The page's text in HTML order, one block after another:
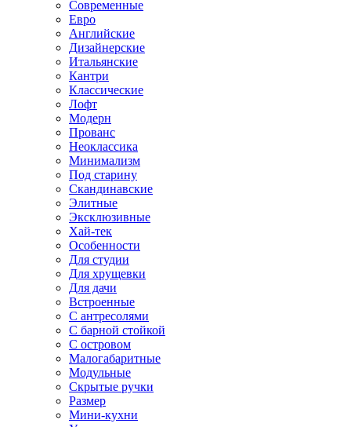
Современные
Евро
Английские
Дизайнерские
Итальянские
Кантри
Классические
Лофт
Модерн
Прованс
Неоклассика
Минимализм
Под старину
Скандинавские
Элитные
Эксклюзивные
Хай-тек
Особенности
Для студии
Для хрущевки
Для дачи
Встроенные
С антресолями
С барной стойкой
С островом
Малогабаритные
Модульные
Скрытые ручки
Размер
Мини-кухни